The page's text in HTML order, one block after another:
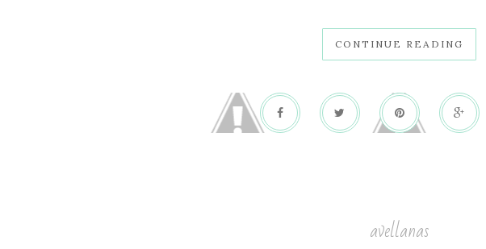
CONTINUE READING
avellanas